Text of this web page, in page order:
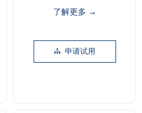
了解更多 →
뀒 申请试用